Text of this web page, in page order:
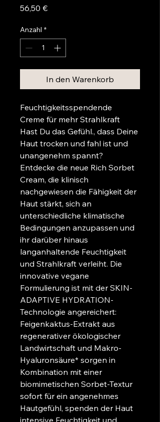
56,50 €Preis
Anzahl *
In den Warenkorb
Feuchtigkeitsspendende
Creme für mehr Strahlkraft
Hast Du das Gefühl., dass Deine
Haut trocken und fahl ist und
unangenehm spannt?
Entdecke die neue Rich Sorbet
Cream, die klinisch
nachgewiesen die Fähigkeit der
Haut stärkt, sich an
unterschiedliche klimatische
Bedingungen anzupassen und
ihr darüber hinaus
langanhaltende Feuchtigkeit
und Strahlkraft verleiht. Die
innovative vegane
Formulierung ist mit der SKIN-
ADAPTIVE HYDRATION-
Technologie angereichert:
Feigenkaktus-Extrakt aus
regenerativer ökologischer
Landwirtschaft und Makro-
Hyaluronsäure* sorgen in
Kombination mit einer
biomimetischen Sorbet-Textur
sofort für ein angenehmes
Hautgefühl, spenden der Haut
intensive Feuchtigkeit und